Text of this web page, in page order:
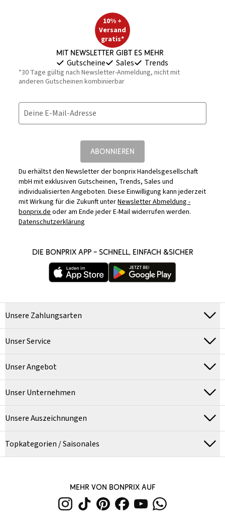
10% +
Versand
gratis*
Mit Newsletter gibt es mehr
Gutscheine Sales Trends
*30 Tage gültig nach Newsletter-Anmeldung, nicht mit
anderen Gutscheinen kombinierbar
Deine E-Mail-Adresse
ABONNIEREN
Du erhältst den Newsletter der bonprix Handelsgesellschaft
mbH mit exklusiven Gutscheinen, Trends, Sales und
individualisierten Angeboten. Diese Einwilligung kann jederzeit
mit Wirkung für die Zukunft unterNewsletter Abmeldung -
bonprix.deoder am Ende jeder E-Mail widerrufen werden.
Datenschutzerklärung
DIE BONPRIX APP – SCHNELL, EINFACH &SICHER
Unsere Zahlungsarten
Unser Service
Unser Angebot
Unser Unternehmen
Unsere Auszeichnungen
Topkategorien / Saisonales
MEHR VON BONPRIX AUF